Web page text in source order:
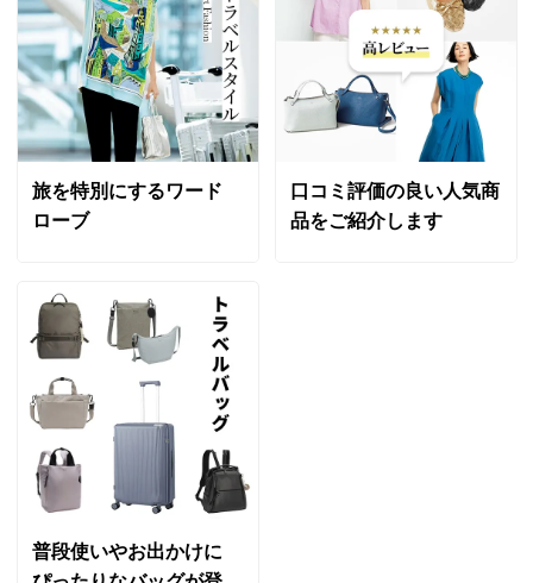
旅を特別にするワード
ローブ
口コミ評価の良い人気商
品をご紹介します
普段使いやお出かけに